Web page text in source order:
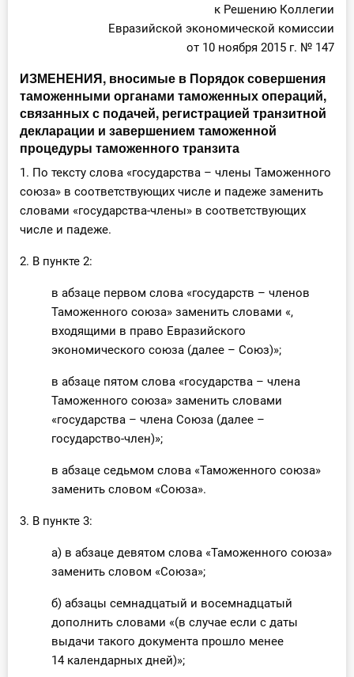
к Решению Коллегии
Евразийской экономической комиссии
от 10 ноября 2015 г. № 147
ИЗМЕНЕНИЯ, вносимые в Порядок совершения
таможенными органами таможенных операций,
связанных с подачей, регистрацией транзитной
декларации и завершением таможенной
процедуры таможенного транзита
1. По тексту слова «государства – члены Таможенного
союза» в соответствующих числе и падеже заменить
словами «государства-члены» в соответствующих
числе и падеже.
2. В пункте 2:
в абзаце первом слова «государств – членов
Таможенного союза» заменить словами «,
входящими в право Евразийского
экономического союза (далее – Союз)»;
в абзаце пятом слова «государства – члена
Таможенного союза» заменить словами
«государства – члена Союза (далее –
государство-член)»;
в абзаце седьмом слова «Таможенного союза»
заменить словом «Союза».
3. В пункте 3:
а) в абзаце девятом слова «Таможенного союза»
заменить словом «Союза»;
б) абзацы семнадцатый и восемнадцатый
дополнить словами «(в случае если с даты
выдачи такого документа прошло менее
14 календарных дней)»;